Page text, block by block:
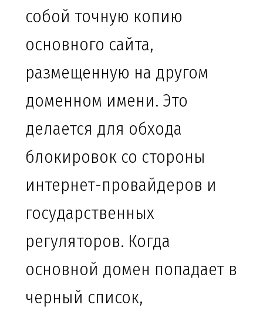
собой точную копию
основного сайта,
размещенную на другом
доменном имени. Это
делается для обхода
блокировок со стороны
интернет-провайдеров и
государственных
регуляторов. Когда
основной домен попадает в
черный список,